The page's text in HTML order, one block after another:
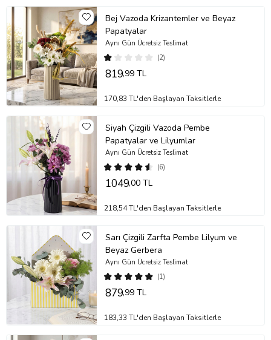
Bej Vazoda Krizantemler ve Beyaz
Papatyalar
(2)
Aynı Gün Ücretsiz Teslimat
819,99 TL
170,83 TL'den Başlayan Taksitlerle
Siyah Çizgili Vazoda Pembe
Papatyalar ve Lilyumlar
(6)
Aynı Gün Ücretsiz Teslimat
1049,00 TL
218,54 TL'den Başlayan Taksitlerle
Sarı Çizgili Zarfta Pembe Lilyum ve
Beyaz Gerbera
(1)
Aynı Gün Ücretsiz Teslimat
879,99 TL
183,33 TL'den Başlayan Taksitlerle